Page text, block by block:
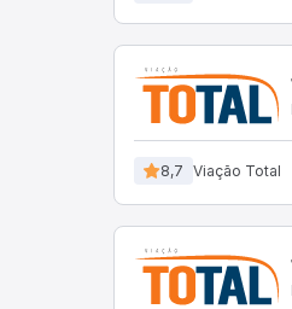
8,7 Viação Total